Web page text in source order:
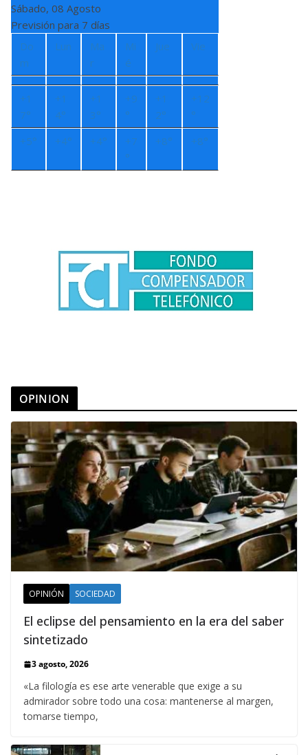
Sábado, 08 Agosto
Previsión para 7 días
Do
m
Lun
Ma
r
Mi
é
Jue Vie
+1
7°
+1
4°
+1
3°
+9
°
+1
2°
+12
°
+5° +4° +4° +7
°
+8° +8°
OPINION
OPINIÓN SOCIEDAD
El eclipse del pensamiento en la era del saber
sintetizado
3 agosto, 2026
«La filología es ese arte venerable que exige a su
admirador sobre todo una cosa: mantenerse al margen,
tomarse tiempo,